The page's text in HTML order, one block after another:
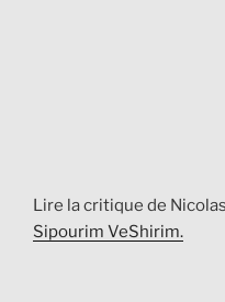
Lire la critique de
Sipourim VeShirim.